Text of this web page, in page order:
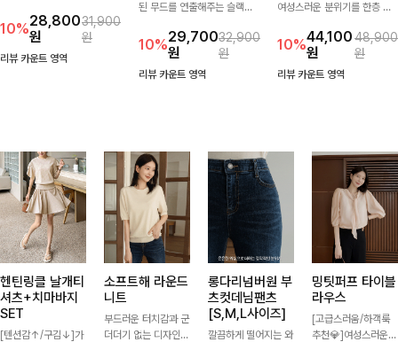
볍게 툭 입기만 해도 멋스러운
스타일을 완성해드려요- 여유
로운 핏으로 군살은 자연스럽
10%28,800
원
31,900
원
리뷰 카운트 영역
된 무드를 연출해주는 슬랙스
장으로 상의를 어떤 스타일과
매치해도 멋스럽게 완성돼요.
10%29,700
원
32,900
원
리뷰 카운트 영역
여성스러운 분위기를 한층 더
스럽게 잡힌 셔링과 봉긋한 소
매가 여리한 실루엣을 연출해
특별한 날은 물론 데일리룩으
10%44,100
원
48,900
원
리뷰 카운트 영역
헨틴링클 날개티
셔츠+치마바지
SET
[텐션감↑/구김↓]가
소프트해 라운드
니트
부드러운 터치감과 군
더더기 없는 디자인으
롱다리넘버원 부
츠컷데님팬츠
[S,M,L사이즈]
깔끔하게 떨어지는 와
밍팃퍼프 타이블
라우스
[고급스러움/하객룩
추천💎]여성스러운